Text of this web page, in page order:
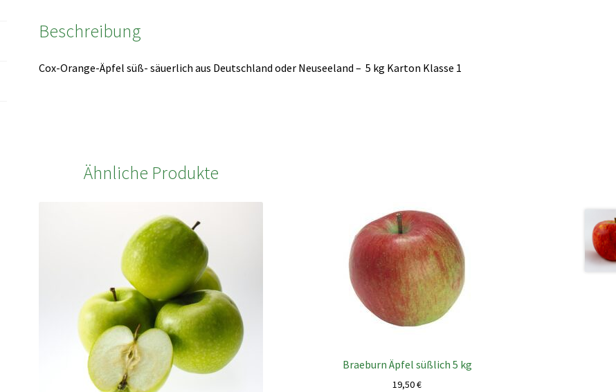
Beschreibung
Cox-Orange-Äpfel süß- säuerlich aus Deutschland oder Neuseeland – 5 kg Karton Klasse 1
Ähnliche Produkte
Braeburn Äpfel süßlich 5 kg
19,50€